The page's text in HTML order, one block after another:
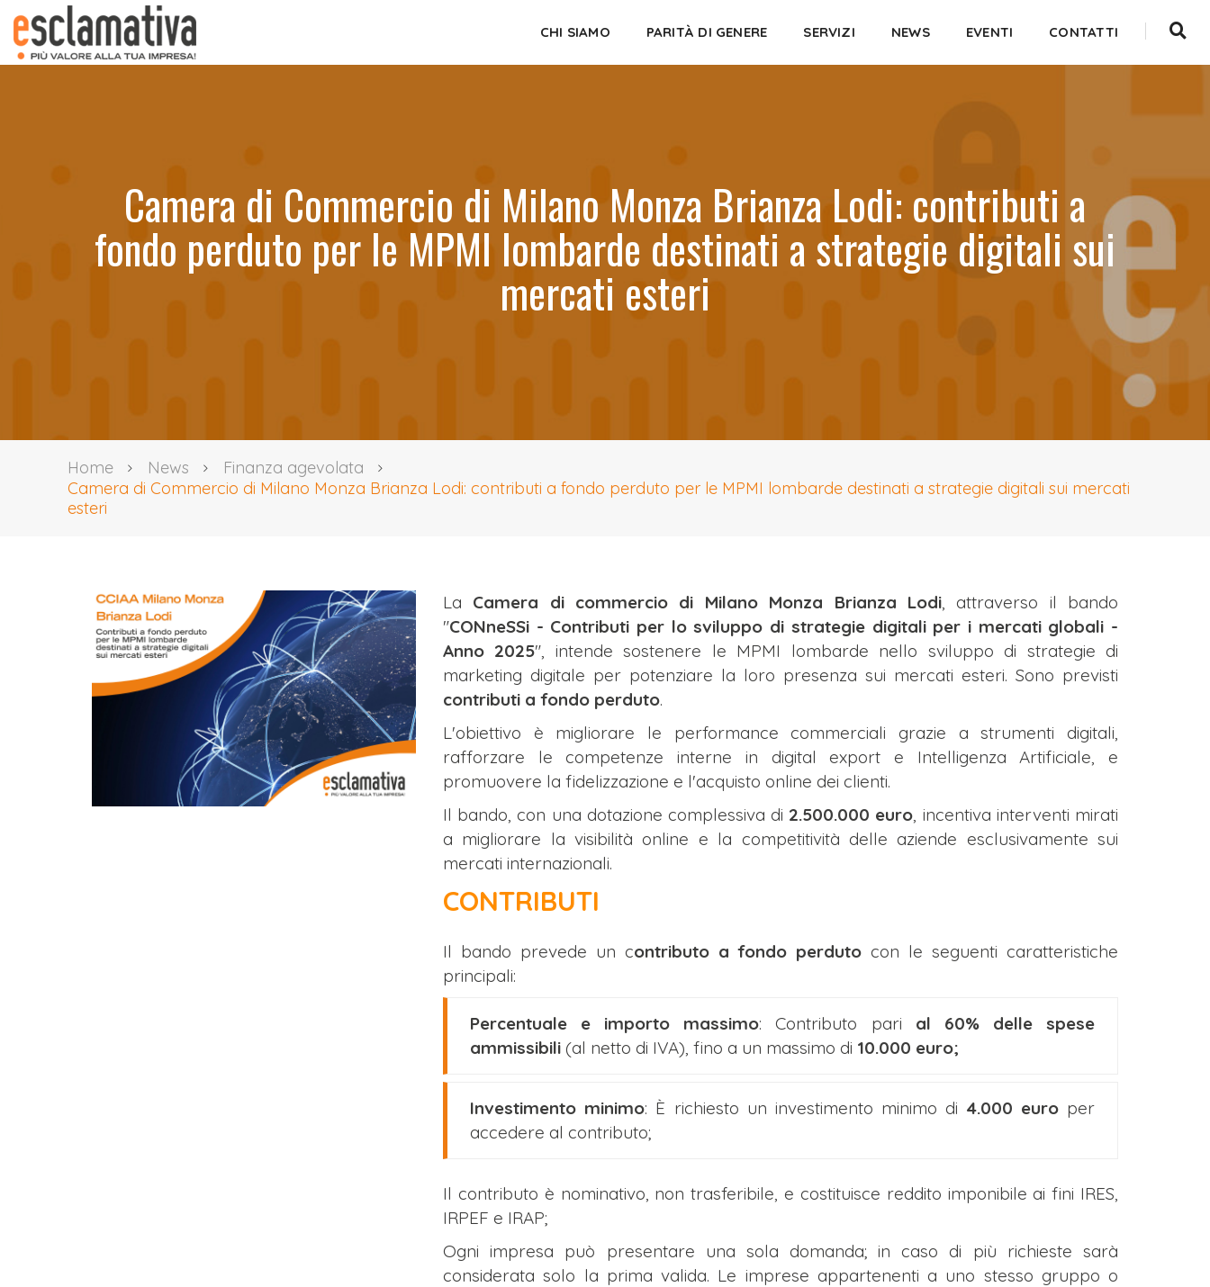
CHI SIAMO PARITÀ DI GENERE SERVIZI NEWS EVENTI CONTATTI
Camera di Commercio di Milano Monza Brianza Lodi: contributi a
fondo perduto per le MPMI lombarde destinati a strategie digitali sui
mercati esteri
Home News
Finanza agevolata
Camera di Commercio di Milano Monza Brianza Lodi: contributi a fondo perduto per le MPMI lombarde destinati a strategie digitali sui mercati
esteri
La Camera di commercio di Milano Monza Brianza Lodi, attraverso il bando
"CONneSSi - Contributi per lo sviluppo di strategie digitali per i mercati globali -
Anno 2025", intende sostenere le MPMI lombarde nello sviluppo di strategie di
marketing digitale per potenziare la loro presenza sui mercati esteri. Sono previsti
contributi a fondo perduto.
L'obiettivo è migliorare le performance commerciali grazie a strumenti digitali,
rafforzare le competenze interne in digital export e Intelligenza Artificiale, e
promuovere la fidelizzazione e l'acquisto online dei clienti.
Il bando, con una dotazione complessiva di 2.500.000 euro, incentiva interventi mirati
a migliorare la visibilità online e la competitività delle aziende esclusivamente sui
mercati internazionali.
CONTRIBUTI
Il bando prevede un contributo a fondo perduto con le seguenti caratteristiche
principali:
Percentuale e importo massimo: Contributo pari al 60% delle spese
ammissibili (al netto di IVA), fino a un massimo di 10.000 euro;
Investimento minimo: È richiesto un investimento minimo di 4.000 europer
accedere al contributo;
Il contributo è nominativo, non trasferibile, e costituisce reddito imponibile ai fini IRES,
IRPEF e IRAP;
Ogni impresa può presentare una sola domanda; in caso di più richieste sarà
considerata solo la prima valida. Le imprese appartenenti a uno stesso gruppo o